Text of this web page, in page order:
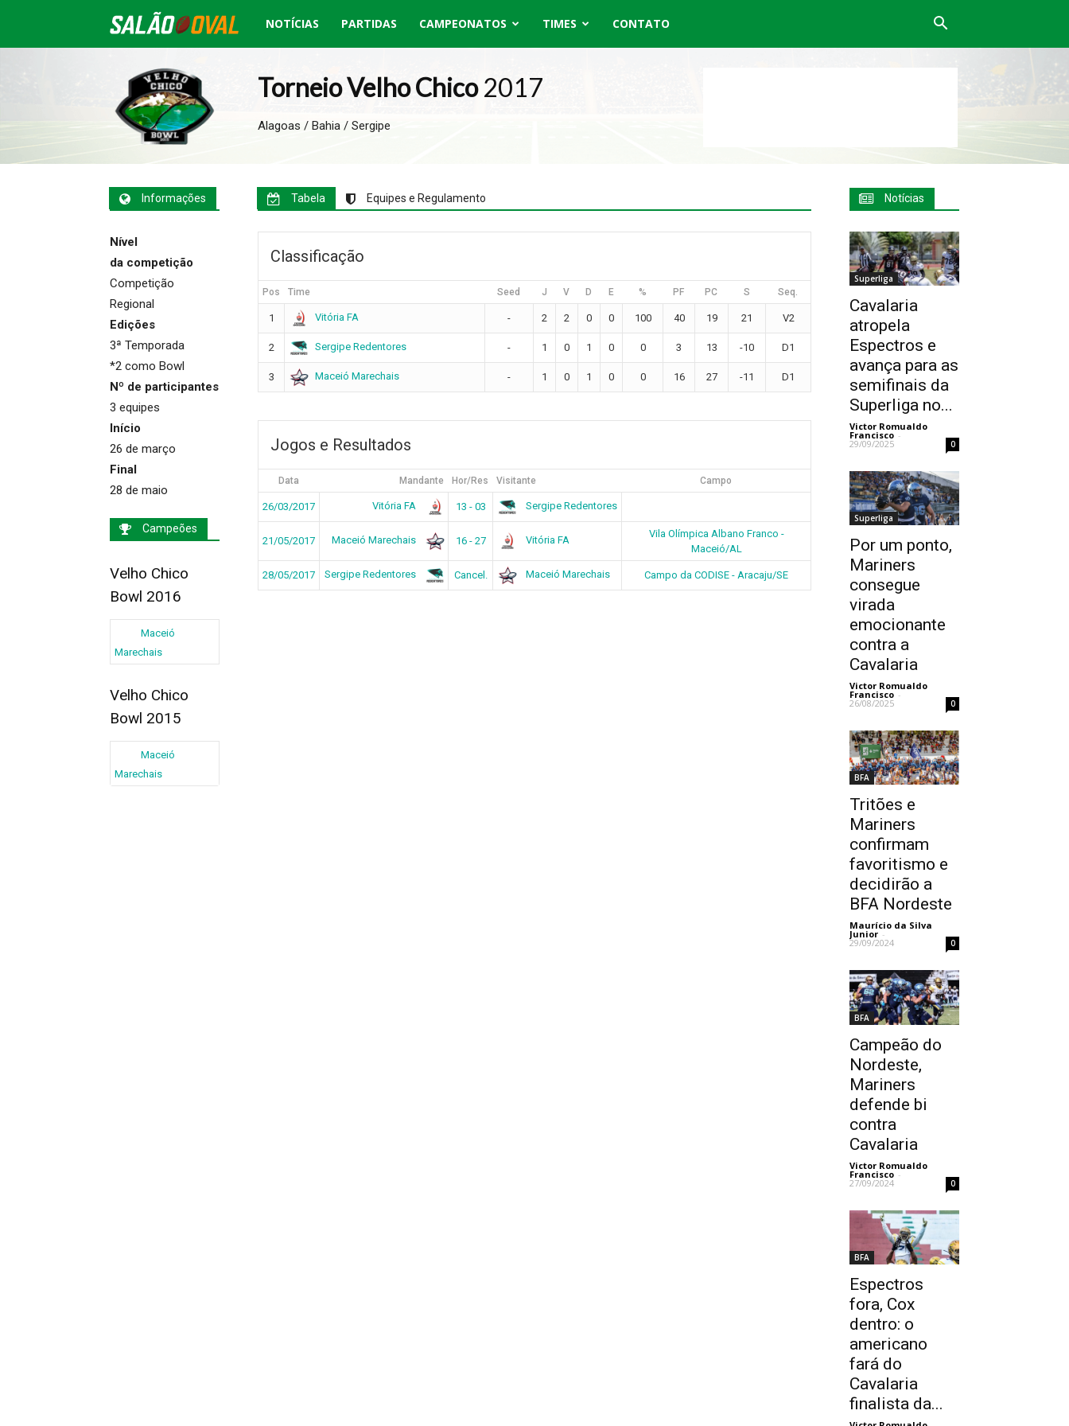
Salão
NOTÍCIAS PARTIDAS CAMPEONATOS TIMES CONTATO
Torneio Velho Chico2017
Alagoas / Bahia / Sergipe
Informações
Nível
da competição
Competição
Regional
Edições
3ª Temporada
*2 como Bowl
Nº de participantes
3 equipes
Início
26 de março
Final
28 de maio
Campeões
Velho Chico
Bowl 2016
Maceió
Marechais
Velho Chico
Bowl 2015
Maceió
Marechais
Tabela Equipes e Regulamento
Classificação
Pos Time Seed J V D E % PF PC S Seq.
1 Vitória FA - 2 2 0 0 100 40 19 21 V2
2 Sergipe Redentores - 1 0 1 0 0 3 13 -10 D1
3 Maceió Marechais - 1 0 1 0 0 16 27 -11 D1
Jogos e Resultados
Data Mandante Hor/Res Visitante Campo
26/03/2017 Vitória FA 13 - 03 Sergipe Redentores
21/05/2017 Maceió Marechais 16 - 27 Vitória FA
Vila Olímpica Albano Franco -
Maceió/AL
28/05/2017 Sergipe Redentores Cancel. Maceió Marechais Campo da CODISE - Aracaju/SE
Notícias
Superliga
Cavalaria
atropela
Espectros e
avança para as
semifinais da
Superliga no...
Victor Romualdo
Francisco -
29/09/2025 0
Superliga
Por um ponto,
Mariners
consegue
virada
emocionante
contra a
Cavalaria
Victor Romualdo
Francisco -
26/08/2025 0
BFA
Tritões e
Mariners
confirmam
favoritismo e
decidirão a
BFA Nordeste
Maurício da Silva
Junior -
29/09/2024 0
BFA
Campeão do
Nordeste,
Mariners
defende bi
contra
Cavalaria
Victor Romualdo
Francisco -
27/09/2024 0
BFA
Espectros
fora, Cox
dentro: o
americano
fará do
Cavalaria
finalista da...